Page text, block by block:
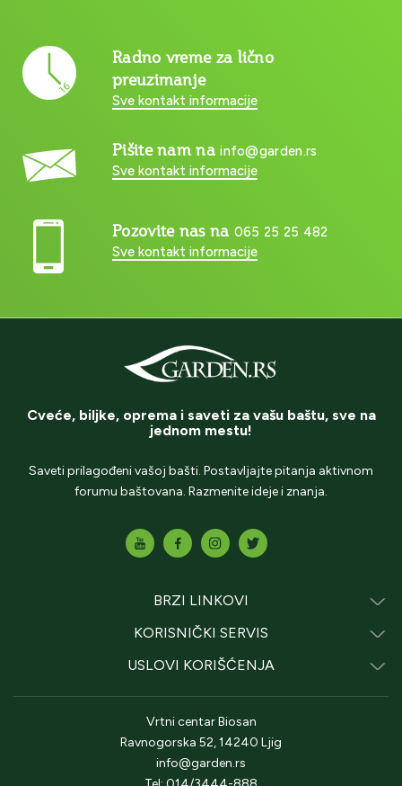
Radno vreme za lično
preuzimanje
Sve kontakt informacije
Pišite nam nainfo@garden.rs
Sve kontakt informacije
Pozovite nas na 065 25 25 482
Sve kontakt informacije
Cveće, biljke, oprema i saveti za vašu baštu, sve na
jednom mestu!
Saveti prilagođeni vašoj bašti. Postavljajte pitanja aktivnom
forumu baštovana. Razmenite ideje i znanja.
BRZI LINKOVI
KORISNIČKI SERVIS
USLOVI KORIŠĆENJA
Vrtni centar Biosan
Ravnogorska 52, 14240 Ljig
info@garden.rs